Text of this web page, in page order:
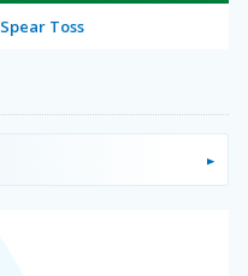
Spear Toss